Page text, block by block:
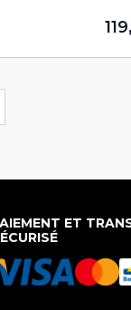
ET